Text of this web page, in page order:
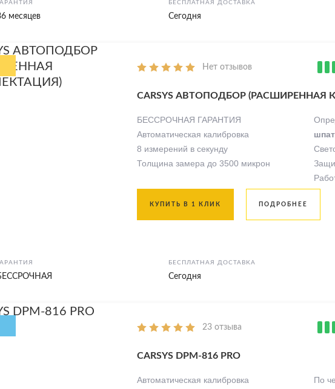
месяцев
БЕСПЛАТНАЯ ДОСТАВКА
Сегодня
Нет отзывов
CARSYS АВТОПОДБОР (РАСШИРЕННАЯ
БЕССРОЧНАЯ ГАРАНТИЯ
Автоматическая калибровка
8 измерений в секунду
Толщина замера до 3500 микрон
БЕСПЛАТНАЯ ДОСТАВКА
Сегодня
КУПИТЬ В 1 КЛИК ПОДРОБНЕЕ
23 отзыва
CARSYS DPM-816 PRO
Автоматическая калибровка
По